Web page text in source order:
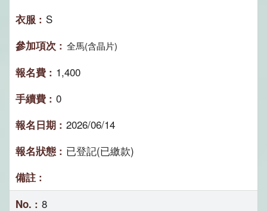
S
全馬(含晶片)
1,400
0
2026/06/14
已登記(已繳款)
8